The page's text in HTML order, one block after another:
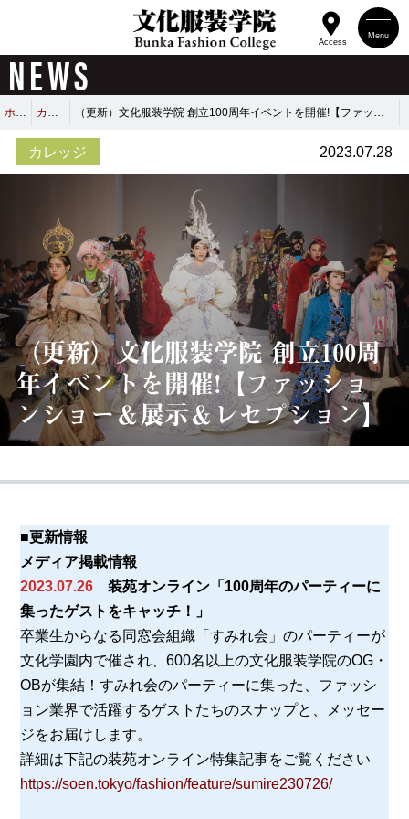
Menu
Access
NEWS
ホーム カレッジ （更新）文化服装学院 創立100周年イベントを開催!【ファッションショー＆展示＆レセプション】
カレッジ 2023.07.28
（更新）文化服装学院 創立100周
年イベントを開催!【ファッショ
ンショー＆展示＆レセプション】
■更新情報
メディア掲載情報
2023.07.26
装苑オンライン「100周年のパーティーに
集ったゲストをキャッチ！」
卒業生からなる同窓会組織「すみれ会」のパーティーが
文化学園内で催され、600名以上の文化服装学院のOG・
OBが集結！すみれ会のパーティーに集った、ファッシ
ョン業界で活躍するゲストたちのスナップと、メッセー
ジをお届けします。
詳細は下記の装苑オンライン特集記事をご覧ください
https://soen.tokyo/fashion/feature/sumire230726/